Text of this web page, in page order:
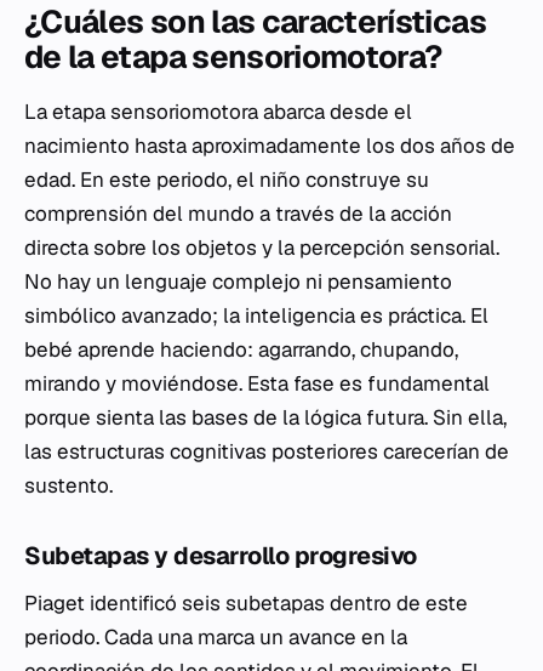
¿Cuáles son las características
de la etapa sensoriomotora?
La etapa sensoriomotora abarca desde el
nacimiento hasta aproximadamente los dos años de
edad. En este periodo, el niño construye su
comprensión del mundo a través de la acción
directa sobre los objetos y la percepción sensorial.
No hay un lenguaje complejo ni pensamiento
simbólico avanzado; la inteligencia es práctica. El
bebé aprende haciendo: agarrando, chupando,
mirando y moviéndose. Esta fase es fundamental
porque sienta las bases de la lógica futura. Sin ella,
las estructuras cognitivas posteriores carecerían de
sustento.
Subetapas y desarrollo progresivo
Piaget identificó seis subetapas dentro de este
periodo. Cada una marca un avance en la